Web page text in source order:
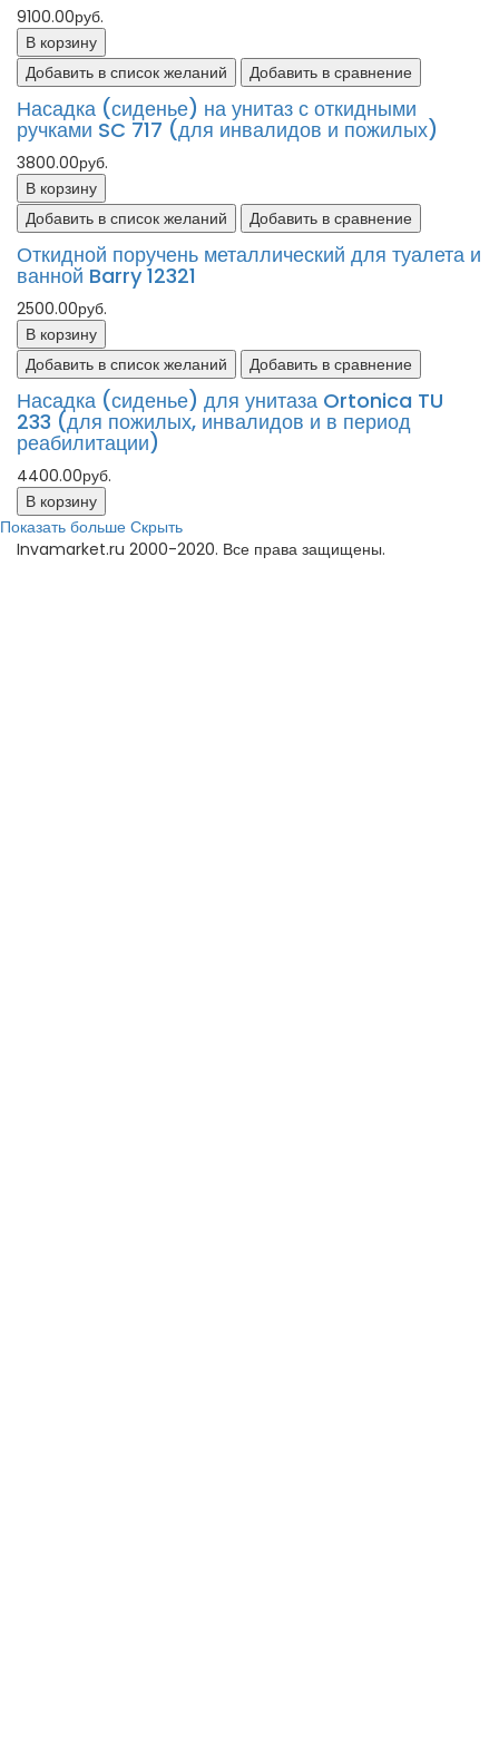
9100.00руб.
В корзину
Добавить в список желаний
Добавить в сравнение
Насадка (сиденье) на унитаз с откидными
ручками SC 717 (для инвалидов и пожилых)
3800.00руб.
В корзину
Добавить в список желаний
Добавить в сравнение
Откидной поручень металлический для туалета и
ванной Barry 12321
2500.00руб.
В корзину
Добавить в список желаний
Добавить в сравнение
Насадка (сиденье) для унитаза Ortonica TU
233 (для пожилых, инвалидов и в период
реабилитации)
4400.00руб.
В корзину
Показать больше Скрыть
Invamarket.ru 2000-2020. Все права защищены.